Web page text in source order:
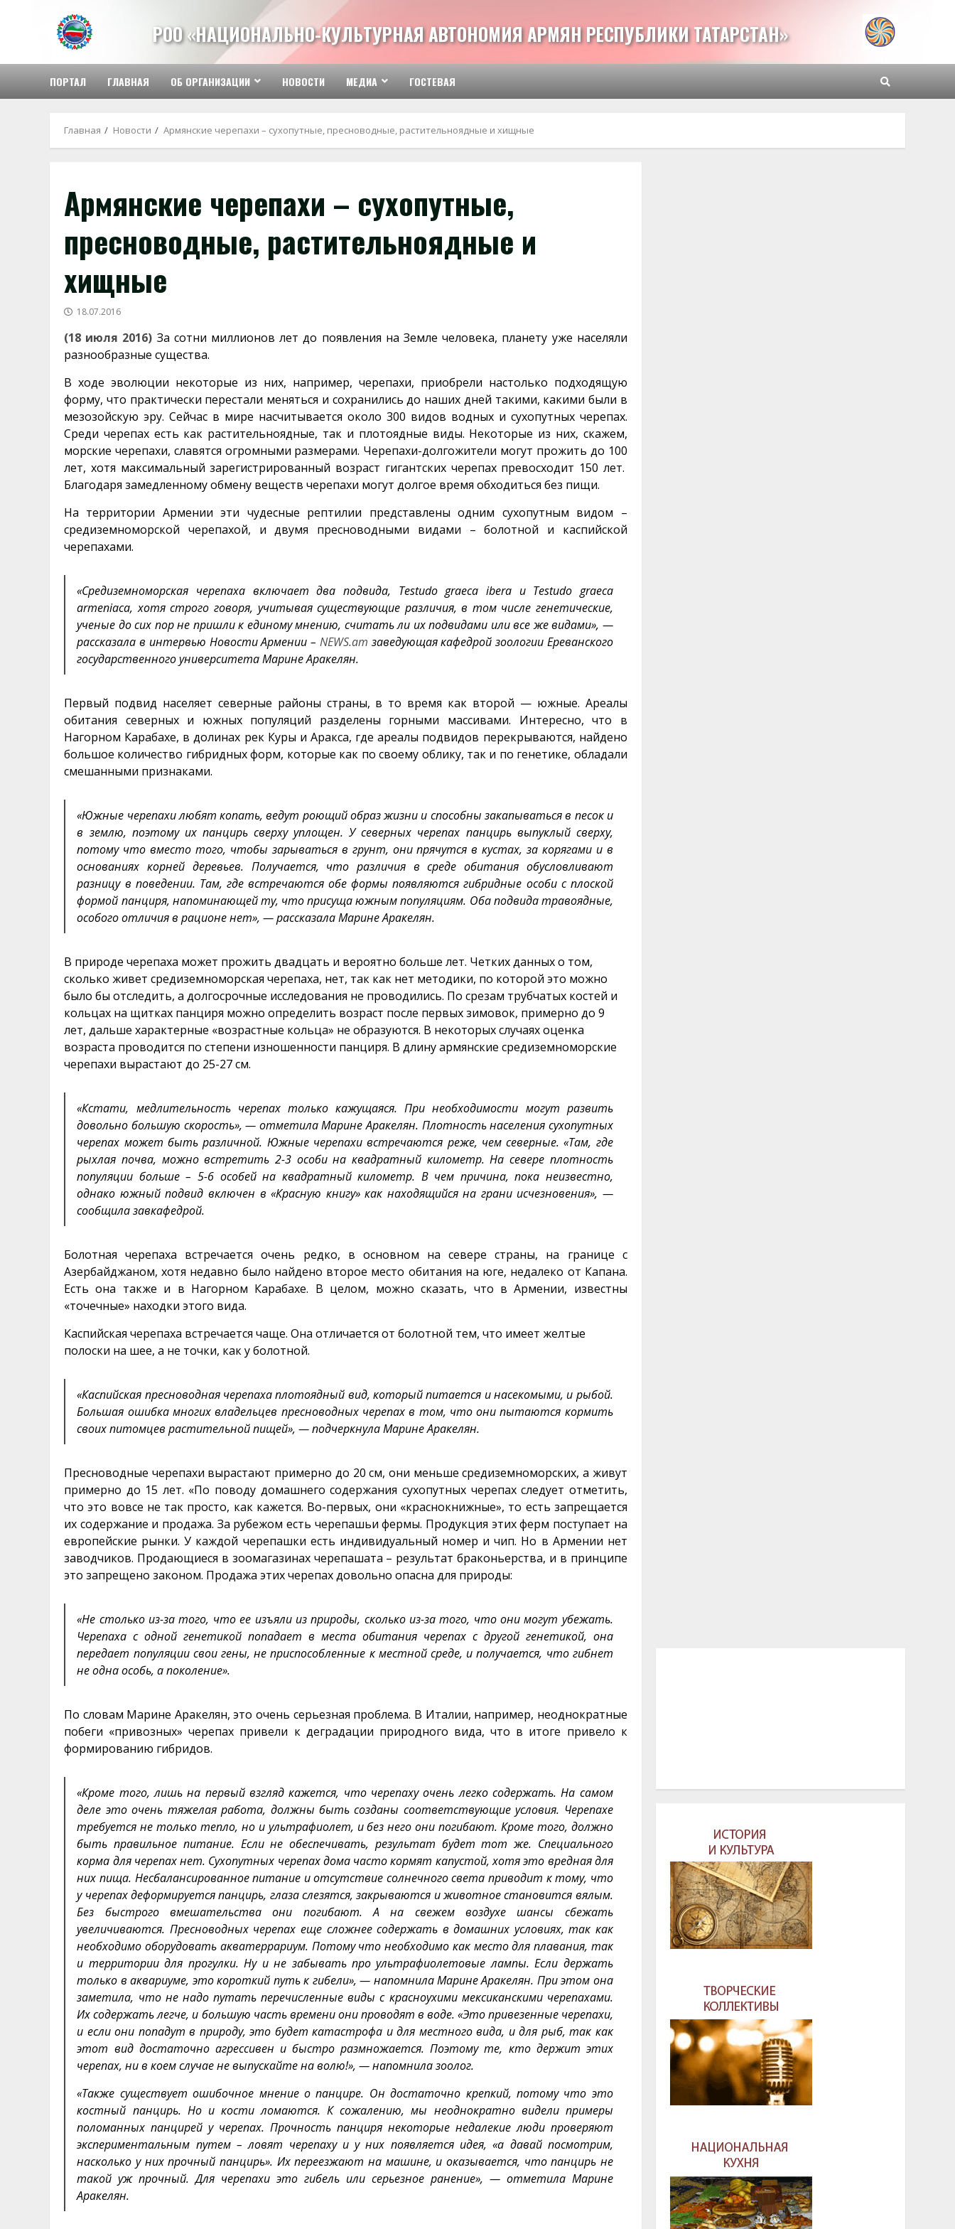
содержимому
РОО «НАЦИОНАЛЬНО-КУЛЬТУРНАЯ АВТОНОМИЯ АРМЯН РЕСПУБЛИКИ ТАТАРСТАН»
ПОРТАЛ ГЛАВНАЯ ОБ ОРГАНИЗАЦИИ НОВОСТИ МЕДИА ГОСТЕВАЯ
Главная Новости Армянские черепахи – сухопутные, пресноводные, растительноядные и хищные
Армянские черепахи – сухопутные,
пресноводные, растительноядные и
хищные
18.07.2016
(18 июля 2016) За сотни миллионов лет до появления на Земле человека, планету уже населяли
разнообразные существа.
В ходе эволюции некоторые из них, например, черепахи, приобрели настолько подходящую
форму, что практически перестали меняться и сохранились до наших дней такими, какими были в
мезозойскую эру. Сейчас в мире насчитывается около 300 видов водных и сухопутных черепах.
Среди черепах есть как растительноядные, так и плотоядные виды. Некоторые из них, скажем,
морские черепахи, славятся огромными размерами. Черепахи-долгожители могут прожить до 100
лет, хотя максимальный зарегистрированный возраст гигантских черепах превосходит 150 лет.
Благодаря замедленному обмену веществ черепахи могут долгое время обходиться без пищи.
На территории Армении эти чудесные рептилии представлены одним сухопутным видом –
средиземноморской черепахой, и двумя пресноводными видами – болотной и каспийской
черепахами.
«Средиземноморская черепаха включает два подвида, Testudo graeca ibera и Testudo graeca
armeniaca, хотя строго говоря, учитывая существующие различия, в том числе генетические,
ученые до сих пор не пришли к единому мнению, считать ли их подвидами или все же видами», —
рассказала в интервью Новости Армении – NEWS.am заведующая кафедрой зоологии Ереванского
государственного университета Марине Аракелян.
Первый подвид населяет северные районы страны, в то время как второй — южные. Ареалы
обитания северных и южных популяций разделены горными массивами. Интересно, что в
Нагорном Карабахе, в долинах рек Куры и Аракса, где ареалы подвидов перекрываются, найдено
большое количество гибридных форм, которые как по своему облику, так и по генетике, обладали
смешанными признаками.
«Южные черепахи любят копать, ведут роющий образ жизни и способны закапываться в песок и
в землю, поэтому их панцирь сверху уплощен. У северных черепах панцирь выпуклый сверху,
потому что вместо того, чтобы зарываться в грунт, они прячутся в кустах, за корягами и в
основаниях корней деревьев. Получается, что различия в среде обитания обусловливают
разницу в поведении. Там, где встречаются обе формы появляются гибридные особи с плоской
формой панциря, напоминающей ту, что присуща южным популяциям. Оба подвида травоядные,
особого отличия в рационе нет», — рассказала Марине Аракелян.
В природе черепаха может прожить двадцать и вероятно больше лет. Четких данных о том,
сколько живет средиземноморская черепаха, нет, так как нет методики, по которой это можно
было бы отследить, а долгосрочные исследования не проводились. По срезам трубчатых костей и
кольцах на щитках панциря можно определить возраст после первых зимовок, примерно до 9
лет, дальше характерные «возрастные кольца» не образуются. В некоторых случаях оценка
возраста проводится по степени изношенности панциря. В длину армянские средиземноморские
черепахи вырастают до 25-27 см.
«Кстати, медлительность черепах только кажущаяся. При необходимости могут развить
довольно большую скорость», — отметила Марине Аракелян. Плотность населения сухопутных
черепах может быть различной. Южные черепахи встречаются реже, чем северные. «Там, где
рыхлая почва, можно встретить 2-3 особи на квадратный километр. На севере плотность
популяции больше – 5-6 особей на квадратный километр. В чем причина, пока неизвестно,
однако южный подвид включен в «Красную книгу» как находящийся на грани исчезновения», —
сообщила завкафедрой.
Болотная черепаха встречается очень редко, в основном на севере страны, на границе с
Азербайджаном, хотя недавно было найдено второе место обитания на юге, недалеко от Капана.
Есть она также и в Нагорном Карабахе. В целом, можно сказать, что в Армении, известны
«точечные» находки этого вида.
Каспийская черепаха встречается чаще. Она отличается от болотной тем, что имеет желтые
полоски на шее, а не точки, как у болотной.
«Каспийская пресноводная черепаха плотоядный вид, который питается и насекомыми, и рыбой.
Большая ошибка многих владельцев пресноводных черепах в том, что они пытаются кормить
своих питомцев растительной пищей», — подчеркнула Марине Аракелян.
Пресноводные черепахи вырастают примерно до 20 см, они меньше средиземноморских, а живут
примерно до 15 лет. «По поводу домашнего содержания сухопутных черепах следует отметить,
что это вовсе не так просто, как кажется. Во-первых, они «краснокнижные», то есть запрещается
их содержание и продажа. За рубежом есть черепашьи фермы. Продукция этих ферм поступает на
европейские рынки. У каждой черепашки есть индивидуальный номер и чип. Но в Армении нет
заводчиков. Продающиеся в зоомагазинах черепашата – результат браконьерства, и в принципе
это запрещено законом. Продажа этих черепах довольно опасна для природы:
«Не столько из-за того, что ее изъяли из природы, сколько из-за того, что они могут убежать.
Черепаха с одной генетикой попадает в места обитания черепах с другой генетикой, она
передает популяции свои гены, не приспособленные к местной среде, и получается, что гибнет
не одна особь, а поколение».
По словам Марине Аракелян, это очень серьезная проблема. В Италии, например, неоднократные
побеги «привозных» черепах привели к деградации природного вида, что в итоге привело к
формированию гибридов.
«Кроме того, лишь на первый взгляд кажется, что черепаху очень легко содержать. На самом
деле это очень тяжелая работа, должны быть созданы соответствующие условия. Черепахе
требуется не только тепло, но и ультрафиолет, и без него они погибают. Кроме того, должно
быть правильное питание. Если не обеспечивать, результат будет тот же. Специального
корма для черепах нет. Сухопутных черепах дома часто кормят капустой, хотя это вредная для
них пища. Несбалансированное питание и отсутствие солнечного света приводит к тому, что
у черепах деформируется панцирь, глаза слезятся, закрываются и животное становится вялым.
Без быстрого вмешательства они погибают. А на свежем воздухе шансы сбежать
увеличиваются. Пресноводных черепах еще сложнее содержать в домашних условиях, так как
необходимо оборудовать акватеррариум. Потому что необходимо как место для плавания, так
и территории для прогулки. Ну и не забывать про ультрафиолетовые лампы. Если держать
только в аквариуме, это короткий путь к гибели», — напомнила Марине Аракелян. При этом она
заметила, что не надо путать перечисленные виды с красноухими мексиканскими черепахами.
Их содержать легче, и большую часть времени они проводят в воде. «Это привезенные черепахи,
и если они попадут в природу, это будет катастрофа и для местного вида, и для рыб, так как
этот вид достаточно агрессивен и быстро размножается. Поэтому те, кто держит этих
черепах, ни в коем случае не выпускайте на волю!», — напомнила зоолог.
«Также существует ошибочное мнение о панцире. Он достаточно крепкий, потому что это
костный панцирь. Но и кости ломаются. К сожалению, мы неоднократно видели примеры
поломанных панцирей у черепах. Прочность панциря некоторые недалекие люди проверяют
экспериментальным путем – ловят черепаху и у них появляется идея, «а давай посмотрим,
насколько у них прочный панцирь». Их переезжают на машине, и оказывается, что панцирь не
такой уж прочный. Для черепахи это гибель или серьезное ранение», — отметила Марине
Аракелян.